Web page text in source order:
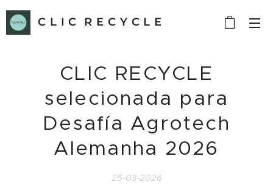
C L I C R E C Y C L E
CLIC RECYCLE
selecionada para
Desafía Agrotech
Alemanha 2026
25-03-2026